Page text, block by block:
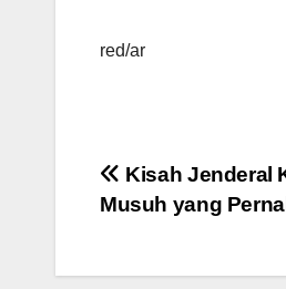
red/ar
Navigasi
Kisah Jenderal
Musuh yang